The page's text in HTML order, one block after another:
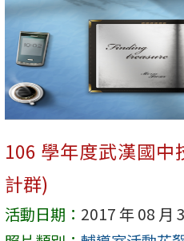
106 學年度武漢國
計群)
活動日期： 2017 年 08 月